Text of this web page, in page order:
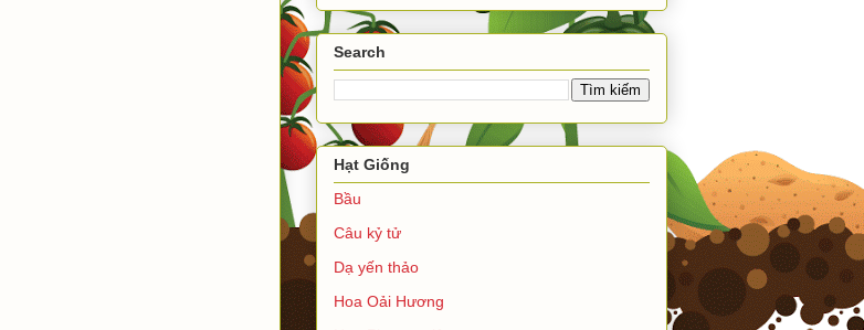
Search
Hạt Giống
Bầu
Câu kỷ tử
Dạ yến thảo
Hoa Oải Hương